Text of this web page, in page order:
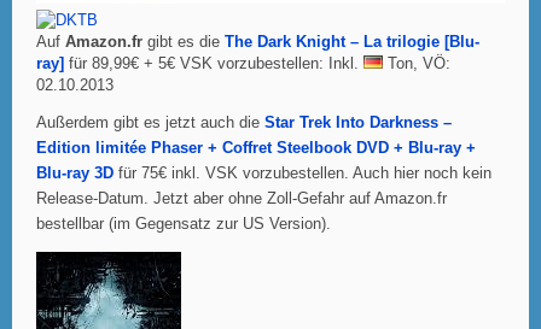
Auf Amazon.fr gibt es die The Dark Knight – La trilogie [Blu-
ray] für 89,99€ + 5€ VSK vorzubestellen: Inkl.
Ton, VÖ:
02.10.2013
Außerdem gibt es jetzt auch die Star Trek Into Darkness –
Edition limitée Phaser + Coffret Steelbook DVD + Blu-ray +
Blu-ray 3D für 75€ inkl. VSK vorzubestellen. Auch hier noch kein
Release-Datum. Jetzt aber ohne Zoll-Gefahr auf Amazon.fr
bestellbar (im Gegensatz zur US Version).